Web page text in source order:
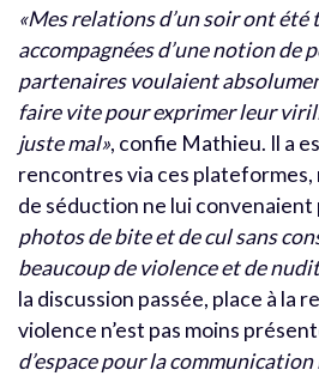
«Mes relations d’un soir ont été
accompagnées d’une notion de
partenaires voulaient
faire vite pour exprimer leur
juste mal», confie Mathieu. Il a
rencontres via ces plateformes,
de séduction ne lui convenaient
photos de bite et de cul sans
beaucoup de violence et de
la discussion passée, place à la
violence n’est pas moins
d’espace pour la